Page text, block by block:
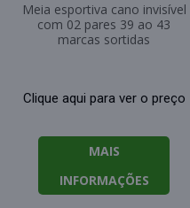
Meia esportiva cano invisível
com 02 pares 39 ao 43
marcas sortidas
Clique aqui para ver o preço
MAIS
INFORMAÇÕES